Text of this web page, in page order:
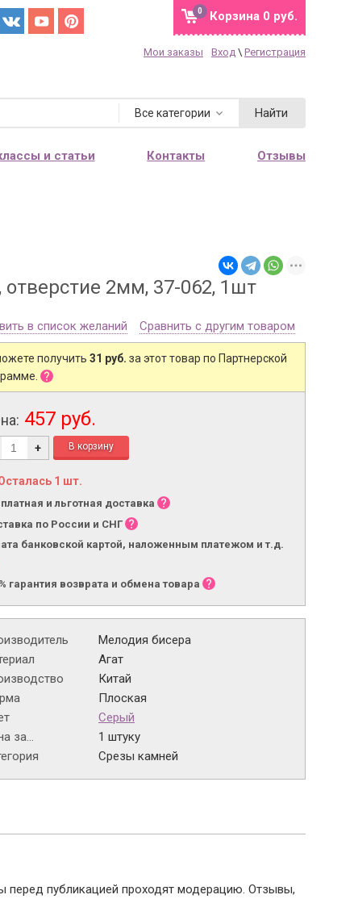
Корзина 0 руб.
0
Мои заказы Вход \ Регистрация
Все категории Найти
и статьи Контакты Отзывы
2мм, 37-062, 1шт
в список желаний Сравнить с другим товаром
получить 31 руб. за этот товар по Партнерской
457 руб.
+
1 шт.
и льготная доставка
по России и СНГ
банковской картой, наложенным платежом и т.д.
гарантия возврата и обмена товара
Мелодия бисера
Агат
Китай
Плоская
Серый
за...
1 штуку
Срезы камней
перед публикацией проходят модерацию. Отзывы,